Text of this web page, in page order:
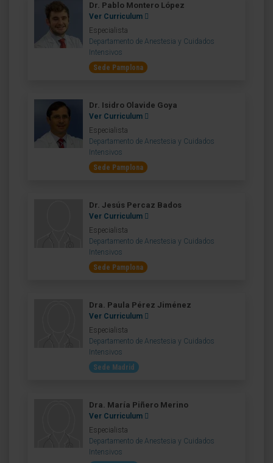
Dr. Pablo Montero López
Ver Curriculum
Especialista
Departamento de Anestesia y Cuidados
Intensivos
Sede Pamplona
Dr. Isidro Olavide Goya
Ver Curriculum
Especialista
Departamento de Anestesia y Cuidados
Intensivos
Sede Pamplona
Dr. Jesús Percaz Bados
Ver Curriculum
Especialista
Departamento de Anestesia y Cuidados
Intensivos
Sede Pamplona
Dra. Paula Pérez Jiménez
Ver Curriculum
Especialista
Departamento de Anestesia y Cuidados
Intensivos
Sede Madrid
Dra. María Piñero Merino
Ver Curriculum
Especialista
Departamento de Anestesia y Cuidados
Intensivos